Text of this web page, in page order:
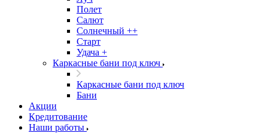
Полет
Салют
Солнечный ++
Старт
Удача +
Каркасные бани под ключ
Каркасные бани под ключ
Бани
Акции
Кредитование
Наши работы